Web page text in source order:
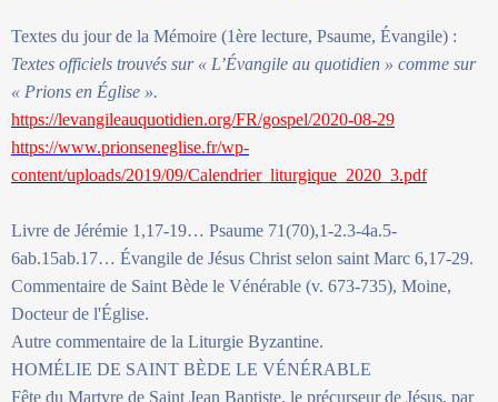
Textes du jour de la Mémoire (1ère lecture, Psaume, Évangile) :
Textes officiels trouvés sur « L’Évangile au quotidien » comme sur
« Prions en Église ».
https://levangileauquotidien.org/FR/gospel/2020-08-29
https://www.prionseneglise.fr/wp-
content/uploads/2019/09/Calendrier_liturgique_2020_3.pdf
Livre de Jérémie 1,17-19… Psaume 71(70),1-2.3-4a.5-
6ab.15ab.17… Évangile de Jésus Christ selon saint Marc 6,17-29.
Commentaire de Saint Bède le Vénérable (v. 673-735), Moine,
Docteur de l'Église.
Autre commentaire de la Liturgie Byzantine.
HOMÉLIE DE SAINT BÈDE LE VÉNÉRABLE
Fête du Martyre de Saint Jean Baptiste, le précurseur de Jésus, par